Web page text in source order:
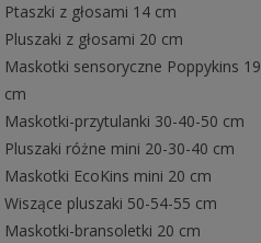
Ptaszki z głosami 14 cm
Pluszaki z głosami 20 cm
Maskotki sensoryczne Poppykins 19
cm
Maskotki-przytulanki 30-40-50 cm
Pluszaki różne mini 20-30-40 cm
Maskotki EcoKins mini 20 cm
Wiszące pluszaki 50-54-55 cm
Maskotki-bransoletki 20 cm